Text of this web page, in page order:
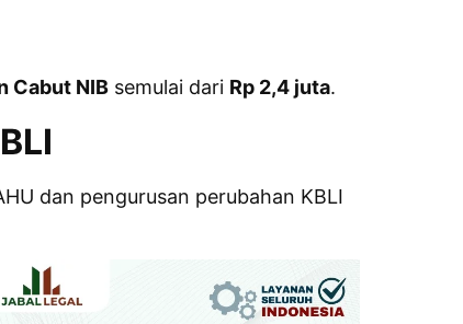
Cabut NIBsemulai dari Rp 2,4 juta.
dan pengurusan perubahan KBLI